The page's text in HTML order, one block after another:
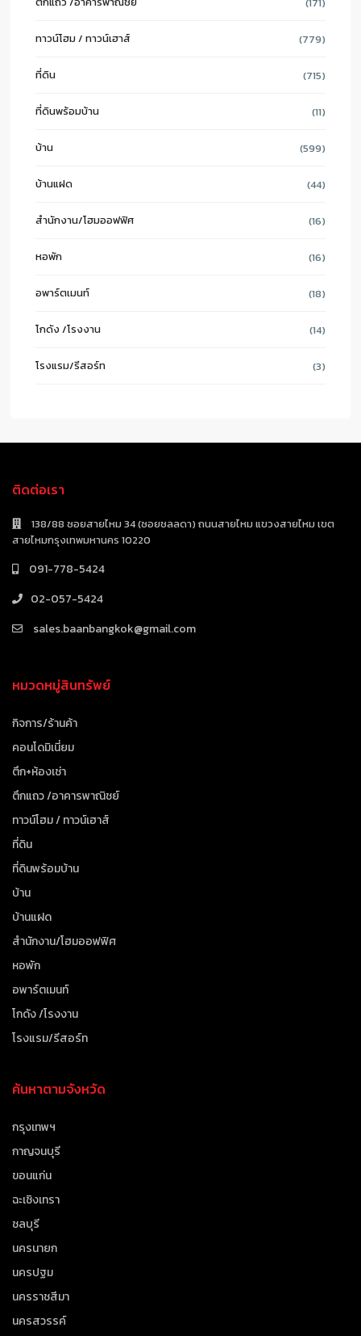
(171)
ทาวน์โฮม / ทาวน์เฮาส์ (779)
ที่ดิน (715)
ที่ดินพร้อมบ้าน (11)
บ้าน (599)
บ้านแฝด (44)
สำนักงาน/โฮมออฟฟิศ (16)
หอพัก (16)
อพาร์ตเมนท์ (18)
โกดัง /โรงงาน (14)
โรงแรม/รีสอร์ท (3)
ติดต่อเรา
138/88 ซอยสายไหม 34 (ซอยชลลดา) ถนนสายไหม แขวงสายไหม เขต
สายไหมกรุงเทพมหานคร 10220
091-778-5424
02-057-5424
sales.baanbangkok@gmail.com
หมวดหมู่สินทรัพย์
กิจการ/ร้านค้า
คอนโดมิเนี่ยม
ตึก+ห้องเช่า
ตึกแถว /อาคารพาณิชย์
ทาวน์โฮม / ทาวน์เฮาส์
ที่ดิน
ที่ดินพร้อมบ้าน
บ้าน
บ้านแฝด
สำนักงาน/โฮมออฟฟิศ
หอพัก
อพาร์ตเมนท์
โกดัง /โรงงาน
โรงแรม/รีสอร์ท
ค้นหาตามจังหวัด
กรุงเทพฯ
กาญจนบุรี
ขอนแก่น
ฉะเชิงเทรา
ชลบุรี
นครนายก
นครปฐม
นครราชสีมา
นครสวรรค์